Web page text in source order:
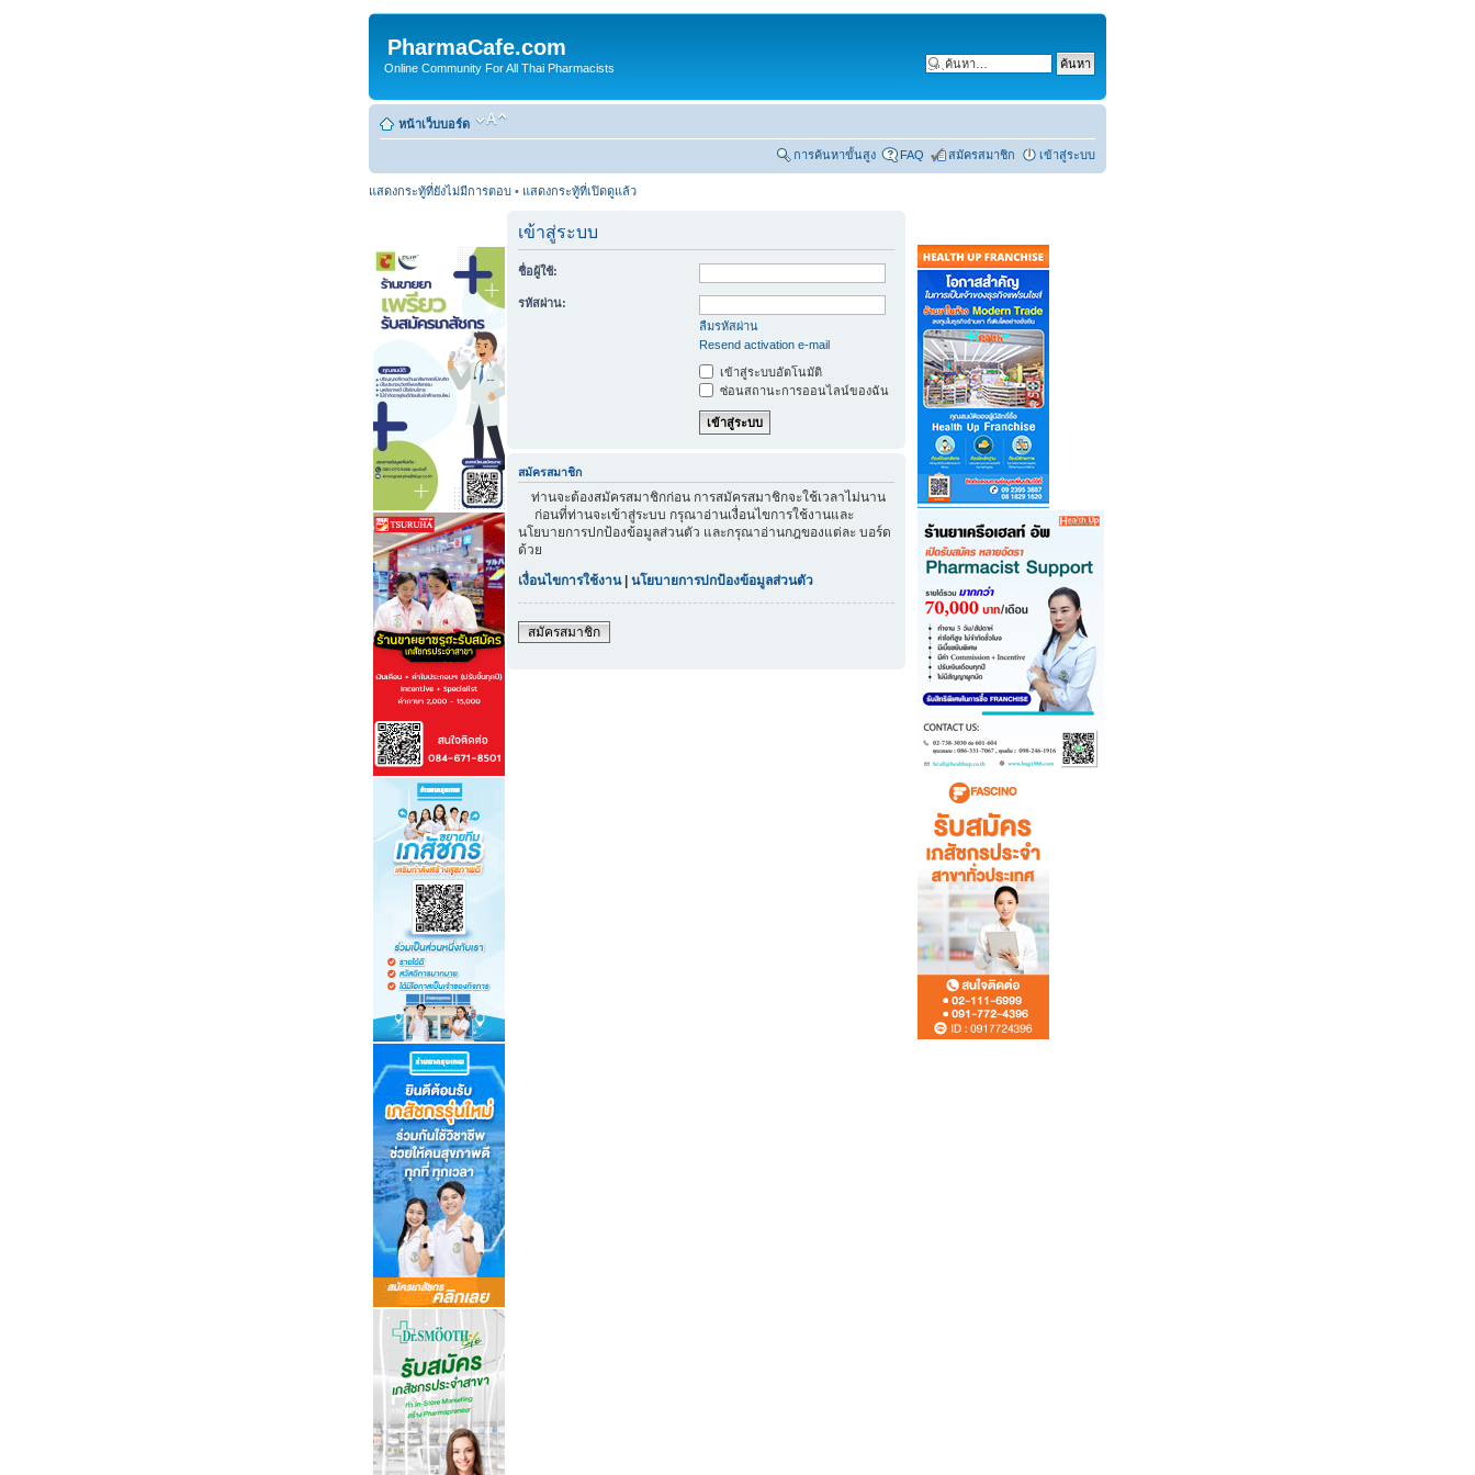
PharmaCafe.com
Online Community For All Thai Pharmacists
หน้าเว็บบอร์ด
การค้นหาขั้นสูง FAQ สมัครสมาชิก เข้าสู่ระบบ
แสดงกระทู้ที่ยังไม่มีการตอบ • แสดงกระทู้ที่เปิดดูแล้ว
เข้าสู่ระบบ
ชื่อผู้ใช้:
รหัสผ่าน:
ลืมรหัสผ่าน
Resend activation e-mail
เข้าสู่ระบบอัตโนมัติ
ซ่อนสถานะการออนไลน์ของฉัน
สมัครสมาชิก
ท่านจะต้องสมัครสมาชิกก่อน การสมัครสมาชิกจะใช้เวลาไม่นาน
ก่อนที่ท่านจะเข้าสู่ระบบ กรุณาอ่านเงื่อนไขการใช้งานและ
นโยบายการปกป้องข้อมูลส่วนตัว และกรุณาอ่านกฎของแต่ละ บอร์ด
ด้วย
เงื่อนไขการใช้งาน| นโยบายการปกป้องข้อมูลส่วนตัว
สมัครสมาชิก